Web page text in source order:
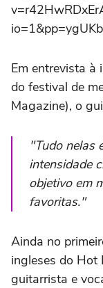
Em entrevista à
do festival de
Magazine), o
"Tudo nelas
intensidade
objetivo em
favoritas."
Ainda no
ingleses do Hot
guitarrista e